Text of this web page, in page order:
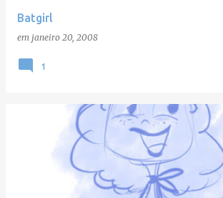
Batgirl
em janeiro 20, 2008
1